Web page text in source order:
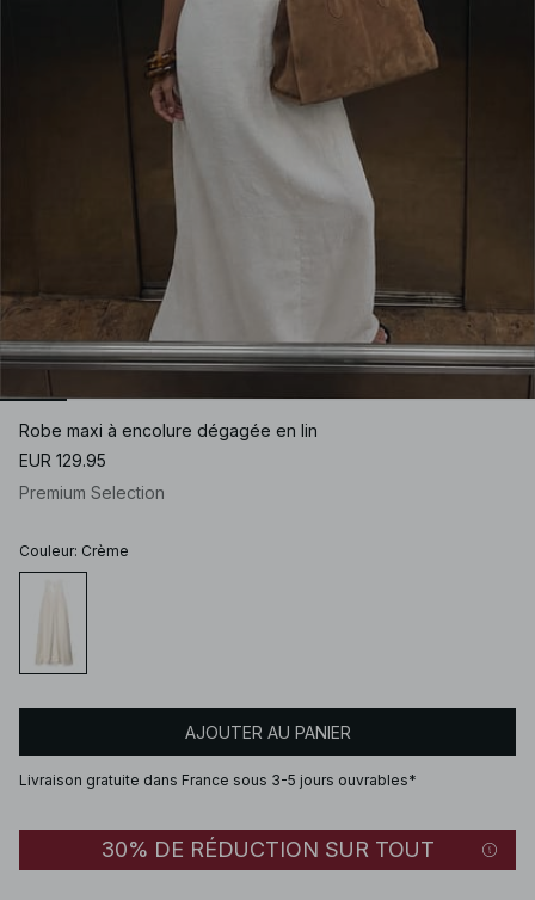
Robe maxi à encolure dégagée en lin
EUR 129.95
Premium Selection
Couleur: Crème
AJOUTER AU PANIER
Livraison gratuite dans France sous 3-5 jours ouvrables*
30% DE RÉDUCTION SUR TOUT